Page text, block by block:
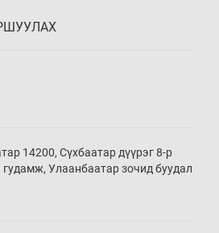
мин
мин
14200, Сүхбаатар дүүрэг 8-р
Улаанбаатар зочид буудал